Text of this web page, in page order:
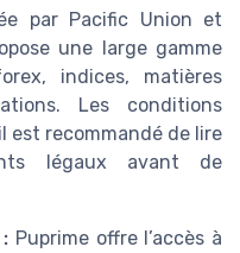
par Pacific Union et
une large gamme
indices, matières
Les conditions
est recommandé de lire
légaux avant de
Puprime offre l’accès à